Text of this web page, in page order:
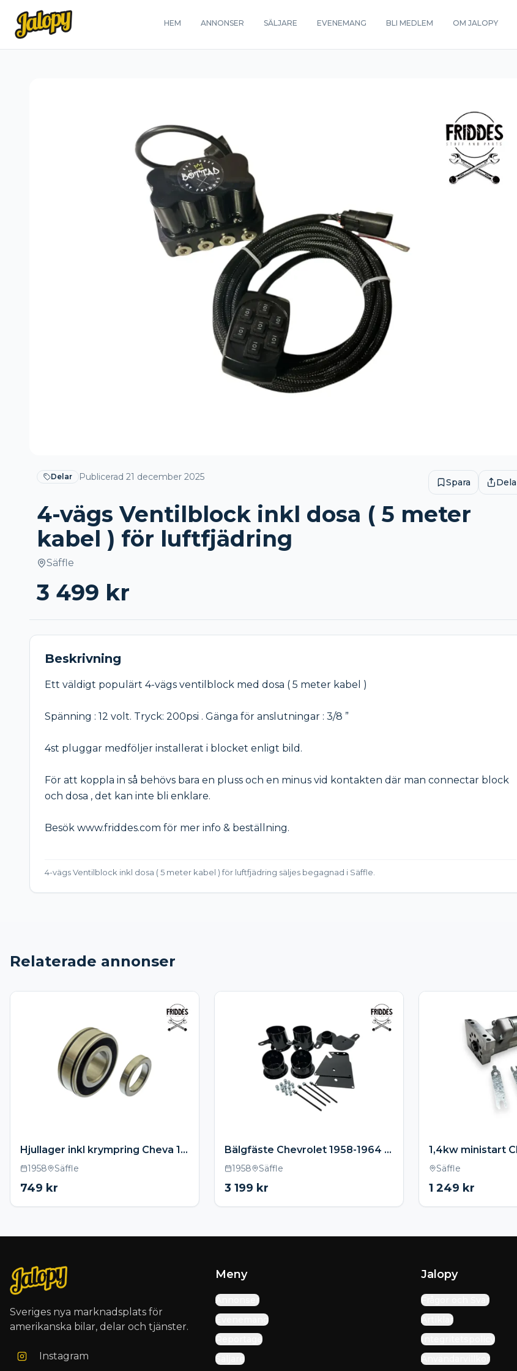
HEM ANNONSER SÄLJARE EVENEMANG BLI MEDLEM OM JALOPY
Delar Publicerad 21 december 2025 Spara Dela
4-vägs Ventilblock inkl dosa ( 5 meter
kabel ) för luftfjädring
Säffle
3 499 kr
Beskrivning
Ett väldigt populärt 4-vägs ventilblock med dosa ( 5 meter kabel )
Spänning : 12 volt. Tryck: 200psi . Gänga för anslutningar : 3/8 ”
4st pluggar medföljer installerat i blocket enligt bild.
För att koppla in så behövs bara en pluss och en minus vid kontakten där man connectar block
och dosa , det kan inte bli enklare.
Besök www.friddes.com för mer info & beställning.
4-vägs Ventilblock inkl dosa ( 5 meter kabel ) för luftfjädring säljes begagnad i Säffle.
Relaterade annonser
Hjullager inkl krympring Cheva 1958-1964
1958 Säffle
749 kr
Bälgfäste Chevrolet 1958-1964 ink monteringskit – Svarta (Pulverlackerade)
1958 Säffle
3 199 kr
Säffle
1 249 kr
Sveriges nya marknadsplats för
amerikanska bilar, delar och tjänster.
Instagram
Meny
Annonser
Evenemang
Reportage
Säljare
Jalopy
Frågor och Svar
Artiklar
Integritetspolicy
Användarvillkor